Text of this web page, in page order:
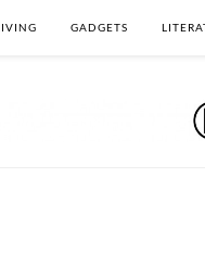
GADGETS